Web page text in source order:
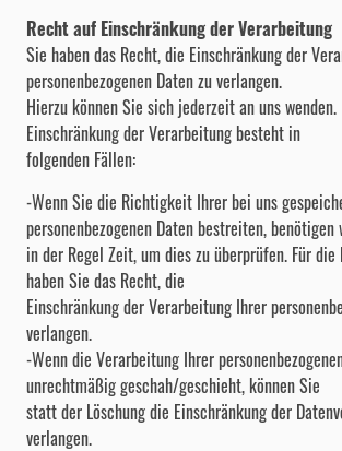
Recht auf Einschränkung der Verarbeitung
Sie haben das Recht, die Einschränkung der
personenbezogenen Daten zu verlangen.
Hierzu können Sie sich jederzeit an uns
Einschränkung der Verarbeitung besteht in
folgenden Fällen:
-Wenn Sie die Richtigkeit Ihrer bei uns
personenbezogenen Daten bestreiten, benötigen
in der Regel Zeit, um dies zu überprüfen. Für
haben Sie das Recht, die
Einschränkung der Verarbeitung Ihrer
verlangen.
-Wenn die Verarbeitung Ihrer
unrechtmäßig geschah/geschieht, können Sie
statt der Löschung die Einschränkung der
verlangen.